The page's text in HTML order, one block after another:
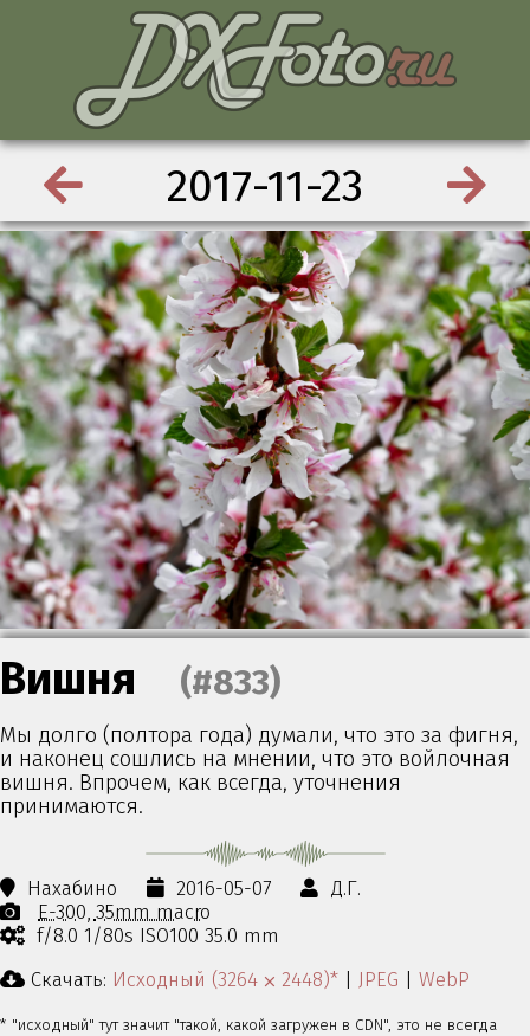
2017-11-23
Вишня (#833)
Мы долго (полтора года) думали, что это за фигня,
и наконец сошлись на мнении, что это войлочная
вишня. Впрочем, как всегда, уточнения
принимаются.
Нахабино 2016-05-07
Д.Г.
E-300 35mm macro
f/8.0 1/80s ISO100 35.0 mm
Скачать: Исходный (3264 ⨉ 2448)* | JPEG | WebP
* "исходный" тут значит "такой, какой загружен в CDN", это не всегда